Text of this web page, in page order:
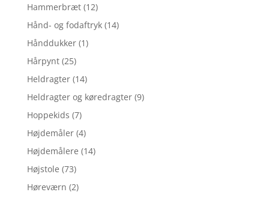
Hammerbræt (12)
Hånd- og fodaftryk (14)
Hånddukker (1)
Hårpynt (25)
Heldragter (14)
Heldragter og køredragter (9)
Hoppekids (7)
Højdemåler (4)
Højdemålere (14)
Højstole (73)
Høreværn (2)